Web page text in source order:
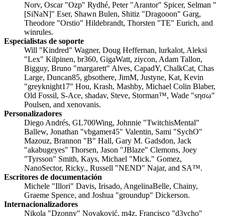
Norv, Oscar "Ozp" Rydhé, Peter "Arantor" Spicer, Selman "
[SiNaN]" Eser, Shawn Bulen, Shitiz "Dragooon" Garg,
Theodore "Orstio" Hildebrandt, Thorsten "TE" Eurich, and
winrules.
Especialistas de soporte
Will "Kindred" Wagner, Doug Heffernan, lurkalot, Aleksi
"Lex" Kilpinen, br360, GigaWatt, ziycon, Adam Tallon,
Bigguy, Bruno "margarett" Alves, CapadY, ChalkCat, Chas
Large, Duncan85, gbsothere, JimM, Justyne, Kat, Kevin
"greyknight17" Hou, Krash, Mashby, Michael Colin Blaber,
Old Fossil, S-Ace, shadav, Steve, Storman™, Wade "sησω"
Poulsen, and xenovanis.
Personalizadores
Diego Andrés, GL700Wing, Johnnie "TwitchisMental"
Ballew, Jonathan "vbgamer45" Valentin, Sami "SychO"
Mazouz, Brannon "B" Hall, Gary M. Gadsdon, Jack
"akabugeyes" Thorsen, Jason "JBlaze" Clemons, Joey
"Tyrsson" Smith, Kays, Michael "Mick." Gomez,
NanoSector, Ricky., Russell "NEND" Najar, and SA™.
Escritores de documentación
Michele "Illori" Davis, Irisado, AngelinaBelle, Chainy,
Graeme Spence, and Joshua "groundup" Dickerson.
Internacionalizadores
Nikola "Dzonny" Novaković, m4z, Francisco "d3vcho"